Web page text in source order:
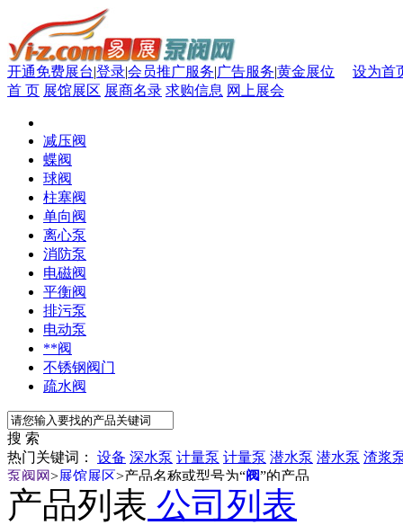
开通免费展台|登录|会员推广服务|广告服务|黄金展位
设为首
首 页 展馆展区 展商名录 求购信息 网上展会
减压阀
蝶阀
球阀
柱塞阀
单向阀
离心泵
消防泵
电磁阀
平衡阀
排污泵
电动泵
**阀
不锈钢阀门
疏水阀
搜 索
热门关键词： 设备 深水泵 计量泵 计量泵 潜水泵 潜水泵 渣浆
泵阀网>展馆展区>产品名称或型号为“阀”的产品
产品列表 公司列表